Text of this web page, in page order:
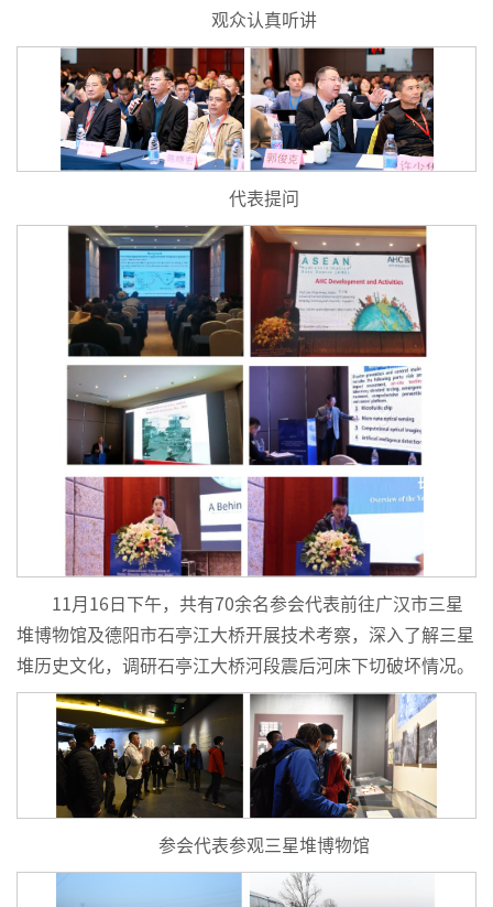
观众认真听讲
代表提问
11月16日下午，共有70余名参会代表前往广汉市三星
堆博物馆及德阳市石亭江大桥开展技术考察，深入了解三星
堆历史文化，调研石亭江大桥河段震后河床下切破坏情况。
参会代表参观三星堆博物馆